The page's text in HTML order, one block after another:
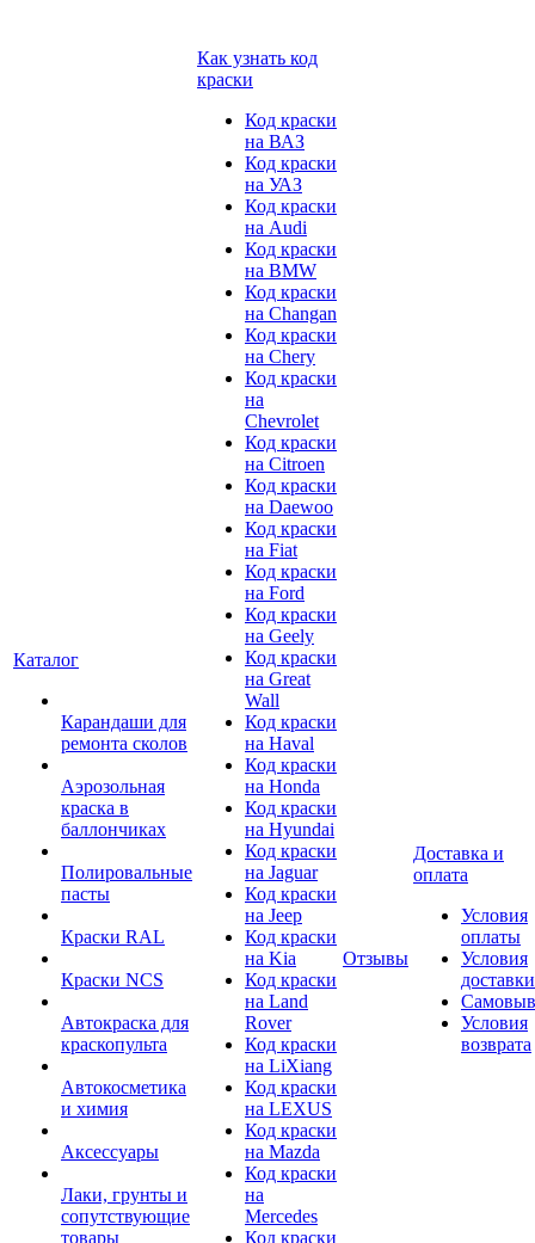
Каталог
Карандаши для
ремонта сколов
Аэрозольная
краска в
баллончиках
Полировальные
пасты
Краски RAL
Краски NCS
Автокраска для
краскопульта
Автокосметика
и химия
Аксессуары
Лаки, грунты и
сопутствующие
товары
Как узнать код
краски
Код краски
на ВАЗ
Код краски
на УАЗ
Код краски
на Audi
Код краски
на BMW
Код краски
на Changan
Код краски
на Chery
Код краски
на
Chevrolet
Код краски
на Citroen
Код краски
на Daewoo
Код краски
на Fiat
Код краски
на Ford
Код краски
на Geely
Код краски
на Great
Wall
Код краски
на Haval
Код краски
на Honda
Код краски
на Hyundai
Код краски
на Jaguar
Код краски
на Jeep
Код краски
на Kia
Код краски
на Land
Rover
Код краски
на LiXiang
Код краски
на LEXUS
Код краски
на Mazda
Код краски
на
Mercedes
Код краски
Отзывы
Доставка и
оплата
Условия
оплаты
Условия
доставки
Условия
возврата